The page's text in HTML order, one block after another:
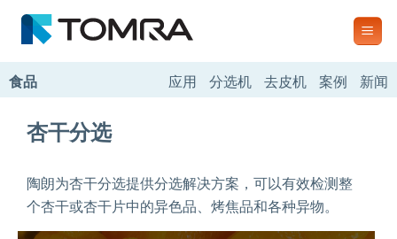
容食品 应用 分选机 去皮机 案例 新闻
杏干分选
陶朗为杏干分选提供分选解决方案，可以有效检测整
个杏干或杏干片中的异色品、烤焦品和各种异物。